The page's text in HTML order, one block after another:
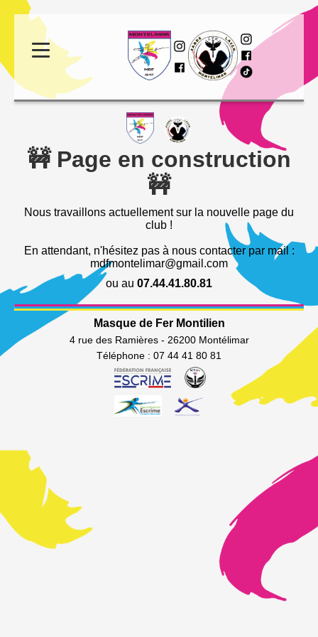
🚧 Page en construction
🚧
Nous travaillons actuellement sur la nouvelle page du
club !
En attendant, n'hésitez pas à nous contacter par mail :
mdfmontelimar@gmail.com
ou au 07.44.41.80.81
Masque de Fer Montilien
4 rue des Ramières - 26200 Montélimar
Téléphone : 07 44 41 80 81